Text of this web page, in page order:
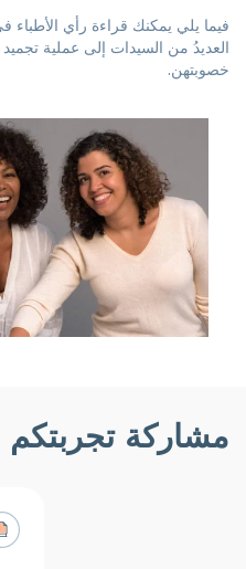
فيما يلي يمكنك قراءة رأي
العديدُ من السيدات إلى عملية
خصوبتهن.
مشاركة تجربتكم